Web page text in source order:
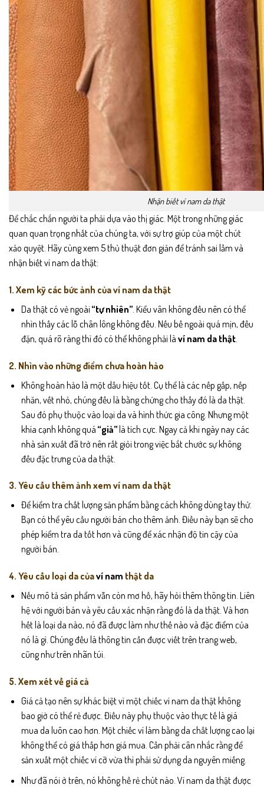
Nhận biết ví nam da thật
Để chắc chắn người ta phải dựa vào thị giác. Một trong những giác
quan quan trọng nhất của chúng ta, với sự trợ giúp của một chút
xảo quyệt. Hãy cùng xem 5 thủ thuật đơn giản để tránh sai lầm và
nhận biết ví nam da thật:
1. Xem kỹ các bức ảnh của ví nam da thật
Da thật có vẻ ngoài “tự nhiên”. Kiểu vân không đều nên có thể
nhìn thấy các lỗ chân lông không đều. Nếu bề ngoài quá mịn, đều
đặn, quá rõ ràng thì đó có thể không phải là ví nam da thật.
2. Nhìn vào những điểm chưa hoàn hảo
Không hoàn hảo là một dấu hiệu tốt. Cụ thể là các nếp gấp, nếp
nhăn, vết nhỏ, chúng đều là bằng chứng cho thấy đó là da thật.
Sau đó phụ thuộc vào loại da và hình thức gia công. Nhưng một
khía cạnh không quá “giả”là tích cực. Ngay cả khi ngày nay các
nhà sản xuất đã trở nên rất giỏi trong việc bắt chước sự không
đều đặc trưng của da thật.
3. Yêu cầu thêm ảnh xem ví nam da thật
Để kiểm tra chất lượng sản phẩm bằng cách không dùng tay thử.
Bạn có thể yêu cầu người bán cho thêm ảnh. Điều này bạn sẽ cho
phép kiểm tra da tốt hơn và cũng để xác nhận độ tin cậy của
người bán.
4. Yêu cầu loại da củaví nam thật da
Nếu mô tả sản phẩm vẫn còn mơ hồ, hãy hỏi thêm thông tin. Liên
hệ với người bán và yêu cầu xác nhận rằng đó là da thật. Và hơn
hết là loại da nào, nó đã được làm như thế nào và đặc điểm của
nó là gì. Chúng đều là thông tin cần được viết trên trang web,
cũng như trên nhãn túi.
5. Xem xét về giá cả
Giá cả tạo nên sự khác biệt vì một chiếc ví nam da thật không
bao giờ có thể rẻ được. Điều này phụ thuộc vào thực tế là giá
mua da luôn cao hơn. Một chiếc ví làm bằng da chất lượng cao lại
không thể có giá thấp hơn giá mua. Cần phải cân nhắc rằng để
sản xuất một chiếc ví cỡ vừa thì phải sử dụng da nguyên miếng.
Như đã nói ở trên, nó không hề rẻ chút nào. Ví nam da thật được